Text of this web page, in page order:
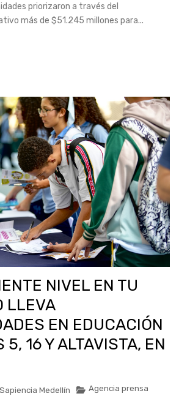
priorizaron a través del
más de $51.245 millones para...
NIVEL EN TU
LLEVA
EN EDUCACIÓN
5, 16 Y ALTAVISTA, EN
Sapiencia Medellín
Agencia prensa